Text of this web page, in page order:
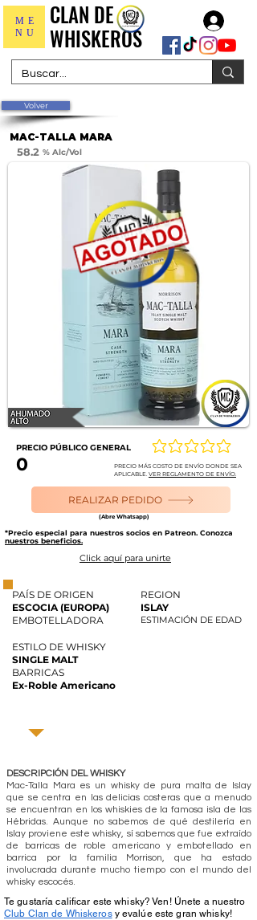
CLAN DE
WHISKEROS
CLAN DE
WHISKEROS
ME
NU
Volver
MAC-TALLA MARA
58.2 % Alc/Vol
PRECIO PÚBLICO GENERAL Aún no hay
0
PRECIO MÁS COSTO DE ENVÍO DONDE SEA
APLICABLE. VER REGLAMENTO DE ENVÍO.
REALIZAR PEDIDO
(Abre Whatsapp)
*Precio especial para nuestros socios en Patreon. Conozca
nuestros beneficios.
Click aquí para unirte
PAÍS DE ORIGEN
ESCOCIA (EUROPA)
EMBOTELLADORA
REGION
ISLAY
ESTIMACIÓN DE EDAD
ESTILO DE WHISKY
SINGLE MALT
BARRICAS
Ex-Roble Americano
DESCRIPCIÓN DEL WHISKY
Mac-Talla Mara es un whisky de pura malta de Islay
que se centra en las delicias costeras que a menudo
se encuentran en los whiskies de la famosa isla de las
Hébridas. Aunque no sabemos de qué destilería en
Islay proviene este whisky, sí sabemos que fue extraído
de barricas de roble americano y embotellado en
barrica por la familia Morrison, que ha estado
involucrada durante mucho tiempo con el mundo del
whisky escocés.
Te gustaría calificar este whisky? Ven! Únete a nuestro
Club Clan de Whiskerosy evalúe este gran whisky!